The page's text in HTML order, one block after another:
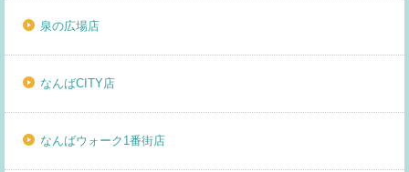
泉の広場店
なんばCITY店
なんばウォーク1番街店